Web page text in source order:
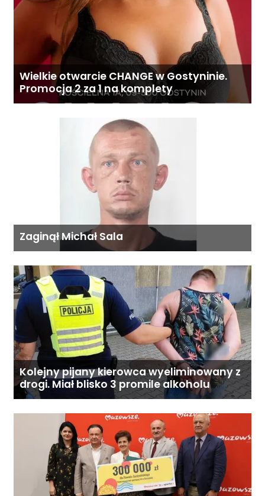
Wielkie otwarcie CHANGE w Gostyninie.
Promocja 2 za 1 na komplety
Zaginął Michał Sala
Kolejny pijany kierowca wyeliminowany z
drogi. Miał blisko 3 promile alkoholu